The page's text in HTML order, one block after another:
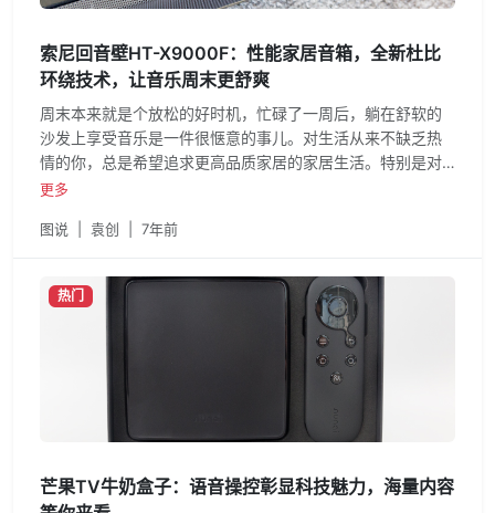
索尼回音壁HT-X9000F：性能家居音箱，全新杜比
环绕技术，让音乐周末更舒爽
周末本来就是个放松的好时机，忙碌了一周后，躺在舒软的
沙发上享受音乐是一件很惬意的事儿。对生活从来不缺乏热
情的你，总是希望追求更高品质家居的家居生活。特别是对
纯净音质的
更多
图说 袁创 7年前
热门
芒果TV牛奶盒子：语音操控彰显科技魅力，海量内容